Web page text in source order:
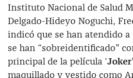
Instituto Nacional de Salud
Delgado-Hideyo Noguchi,
indicó que se han atendido a
se han “sobreidentificado”
principal de la película ‘Joker
maquillado y vestido como